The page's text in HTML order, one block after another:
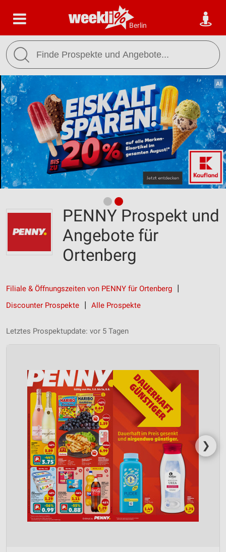
Berlin
PENNY Prospekt und
Angebote für
Ortenberg
Filiale & Öffnungszeiten von PENNY für Ortenberg
Discounter Prospekte
Alle Prospekte
Letztes Prospektupdate: vor 5 Tagen
❯